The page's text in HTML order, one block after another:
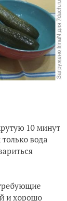
10 минут
вода
и хорошо